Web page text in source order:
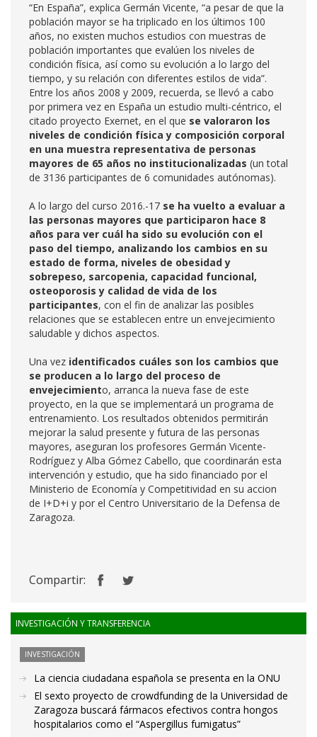
“En España”, explica Germán Vicente, “a pesar de que la
población mayor se ha triplicado en los últimos 100
años, no existen muchos estudios con muestras de
población importantes que evalúen los niveles de
condición física, así como su evolución a lo largo del
tiempo, y su relación con diferentes estilos de vida”.
Entre los años 2008 y 2009, recuerda, se llevó a cabo
por primera vez en España un estudio multi-céntrico, el
citado proyecto Exernet, en el que se valoraron los
niveles de condición física y composición corporal
en una muestra representativa de personas
mayores de 65 años no institucionalizadas (un total
de 3136 participantes de 6 comunidades autónomas).
A lo largo del curso 2016.-17 se ha vuelto a evaluar a
las personas mayores que participaron hace 8
años para ver cuál ha sido su evolución con el
paso del tiempo, analizando los cambios en su
estado de forma, niveles de obesidad y
sobrepeso, sarcopenia, capacidad funcional,
osteoporosis y calidad de vida de los
participantes, con el fin de analizar las posibles
relaciones que se establecen entre un envejecimiento
saludable y dichos aspectos.
Una vez identificados cuáles son los cambios que
se producen a lo largo del proceso de
envejecimiento, arranca la nueva fase de este
proyecto, en la que se implementará un programa de
entrenamiento. Los resultados obtenidos permitirán
mejorar la salud presente y futura de las personas
mayores, aseguran los profesores Germán Vicente-
Rodríguez y Alba Gómez Cabello, que coordinarán esta
intervención y estudio, que ha sido financiado por el
Ministerio de Economía y Competitividad en su accion
de I+D+i y por el Centro Universitario de la Defensa de
Zaragoza.
Compartir:
INVESTIGACIÓN Y TRANSFERENCIA
INVESTIGACIÓN
La ciencia ciudadana española se presenta en la ONU
El sexto proyecto de crowdfunding de la Universidad de
Zaragoza buscará fármacos efectivos contra hongos
hospitalarios como el “Aspergillus fumigatus”